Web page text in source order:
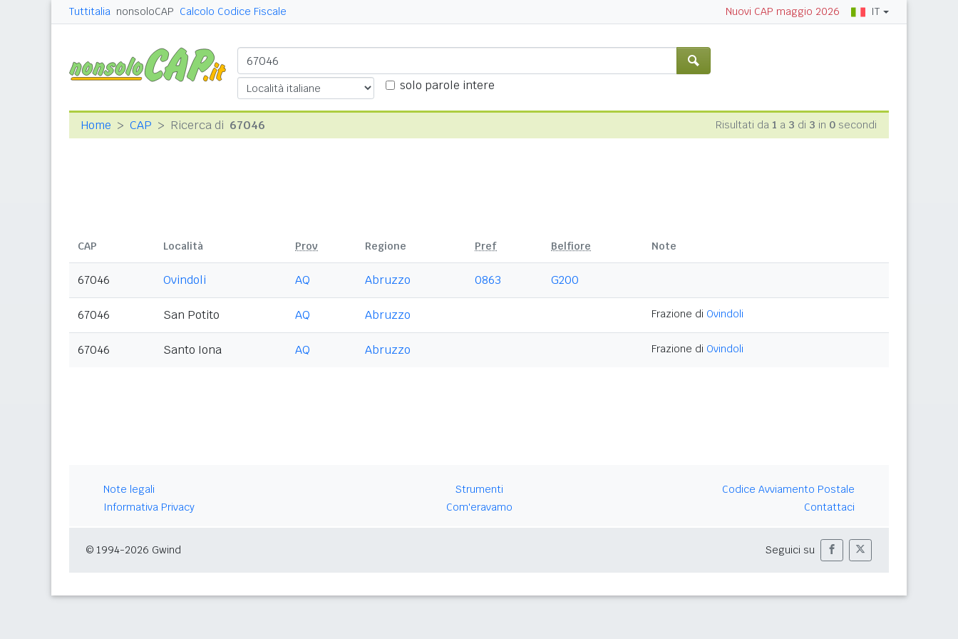
Tuttitalia nonsoloCAP Calcolo Codice Fiscale Nuovi CAP maggio 2026 IT
solo parole intere
Home CAP Ricerca di 67046 Risultati da 1 a 3 di 3 in 0 secondi
CAP Località Prov Regione Pref Belfiore Note
67046 Ovindoli AQ Abruzzo 0863 G200
67046 San Potito AQ Abruzzo Frazione di Ovindoli
67046 Santo Iona AQ Abruzzo Frazione di Ovindoli
Note legali
Informativa Privacy
Strumenti
Com'eravamo
Codice Avviamento Postale
Contattaci
© 1994-2026 Gwind Seguici su